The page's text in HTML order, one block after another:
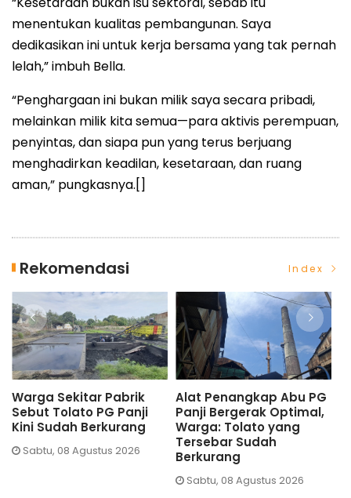
menentukan kualitas pembangunan. Saya
dedikasikan ini untuk kerja bersama yang tak pernah
lelah,” imbuh Bella.
“Penghargaan ini bukan milik saya secara pribadi,
melainkan milik kita semua—para aktivis perempuan,
penyintas, dan siapa pun yang terus berjuang
menghadirkan keadilan, kesetaraan, dan ruang
aman,” pungkasnya.[]
Rekomendasi Index
Warga Sekitar Pabrik
Sebut Tolato PG Panji
Kini Sudah Berkurang
Sabtu, 08 Agustus 2026
Alat Penangkap Abu PG
Panji Bergerak Optimal,
Warga: Tolato yang
Tersebar Sudah
Berkurang
Sabtu, 08 Agustus 2026